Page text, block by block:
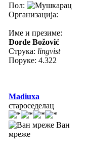
Пол:
Организација:
Име и презиме:
Đorđe Božović
Струка: lingvist
Поруке: 4.322
Madiuxa
староседелац
Ван
мреже